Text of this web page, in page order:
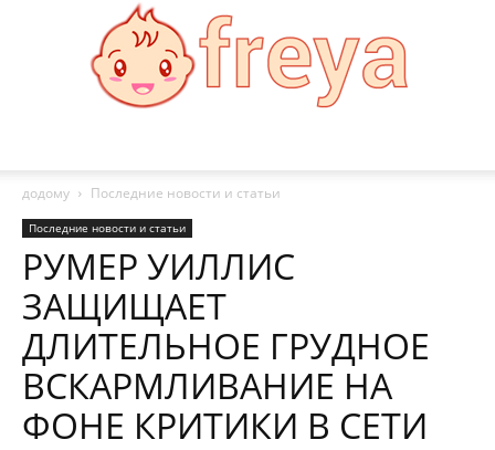
додому
Последние новости и статьи
Последние новости и статьи
РУМЕР УИЛЛИС
ЗАЩИЩАЕТ
ДЛИТЕЛЬНОЕ ГРУДНОЕ
ВСКАРМЛИВАНИЕ НА
ФОНЕ КРИТИКИ В СЕТИ